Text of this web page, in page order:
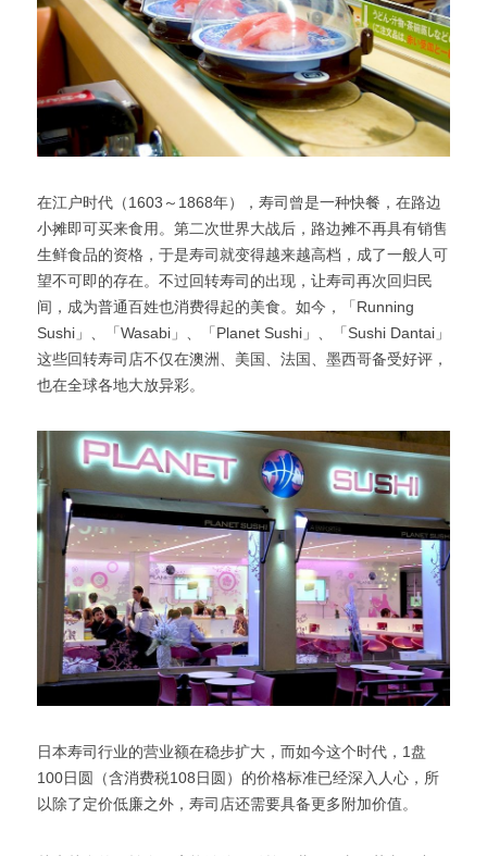
在江户时代（1603～1868年），寿司曾是一种快餐，在路边
小摊即可买来食用。第二次世界大战后，路边摊不再具有销售
生鲜食品的资格，于是寿司就变得越来越高档，成了一般人可
望不可即的存在。不过回转寿司的出现，让寿司再次回归民
间，成为普通百姓也消费得起的美食。如今，「Running
Sushi」、「Wasabi」、「Planet Sushi」、「Sushi Dantai」
这些回转寿司店不仅在澳洲、美国、法国、墨西哥备受好评，
也在全球各地大放异彩。
日本寿司行业的营业额在稳步扩大，而如今这个时代，1盘
100日圆（含消费税108日圆）的价格标准已经深入人心，所
以除了定价低廉之外，寿司店还需要具备更多附加价值。